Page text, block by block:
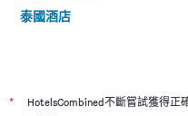
泰國酒店
* HotelsCombined不斷嘗試獲得正